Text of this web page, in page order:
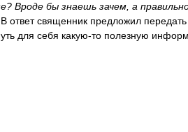
Вроде бы знаешь зачем, а
ответ священник предложил передать
для себя какую-то полезную